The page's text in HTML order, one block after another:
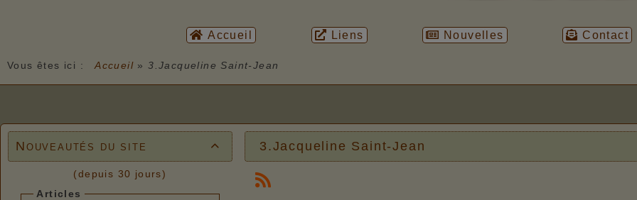
Accueil Liens Nouvelles Contact
Vous êtes ici : Accueil »3.Jacqueline Saint-Jean

Nouveautés du site
(depuis 30 jours)
Articles
3.Jacqueline Saint-Jean